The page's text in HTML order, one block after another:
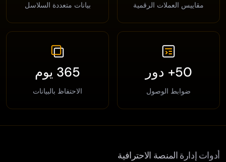
مقاييس العملات الرقمية بيانات متعددة السلاسل
50+ دور
ضوابط الوصول
365 يوم
الاحتفاظ بالبيانات
أدوات إدارة المنصة الاحترافية